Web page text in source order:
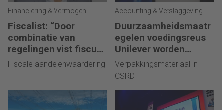
Financiering & Vermogen
Fiscalist: “Door
combinatie van
regelingen vist fiscus
volledig naast het net”
Fiscale aandelenwaardering
Accounting & Verslaggeving
Duurzaamheidsmaatr
egelen voedingsreus
Unilever worden
vertraagd
Verpakkingsmateriaal in
CSRD